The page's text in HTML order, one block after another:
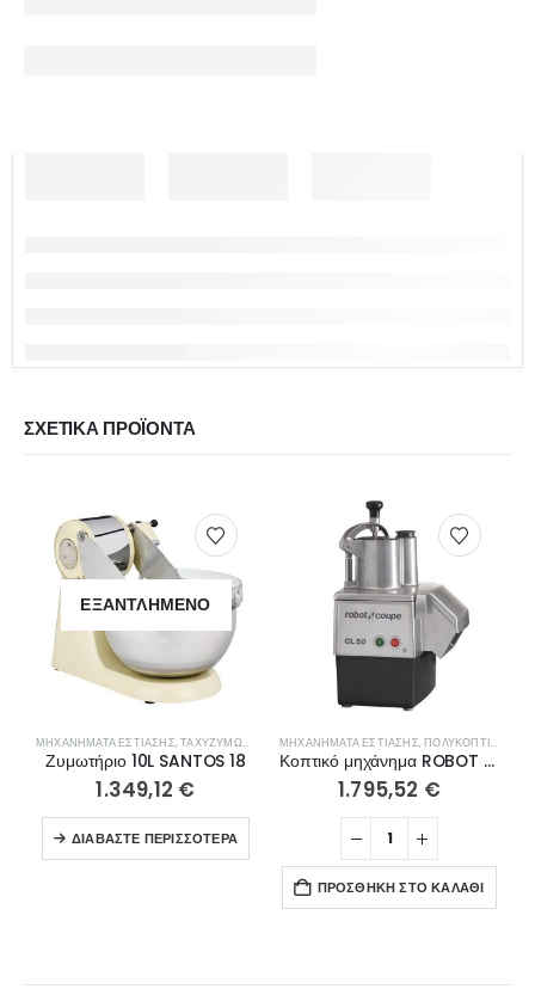
ΣΧΕΤΙΚΆ ΠΡΟΪΌΝΤΑ
ΕΞΑΝΤΛΗΜΈΝΟ
ΜΗΧΑΝΉΜΑΤΑ ΕΣΤΊΑΣΗΣ,ΤΑΧΥΖΥΜΩΤΉΡΙΑ
Ζυμωτήριο 10L SANTOS 18
1.349,12 €
ΔΙΑΒΆΣΤΕ ΠΕΡΙΣΣΌΤΕΡΑ
ΜΗΧΑΝΉΜΑΤΑ ΕΣΤΊΑΣΗΣ,ΠΟΛΥΚΟΠΤΙΚΆ- ΠΟΛΤΟΠΟΙΗΤΈΣ
Κοπτικό μηχάνημα ROBOT COUPE CL50E 24440
1.795,52 €
ΠΡΟΣΘΉΚΗ ΣΤΟ ΚΑΛΆΘΙ